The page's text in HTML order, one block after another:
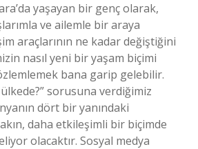
yaşayan bir genç olarak,
ve ailemle bir araya
araçlarının ne kadar değiştiğini
nasıl yeni bir yaşam biçimi
bana garip gelebilir.
ülkede?” sorusuna verdiğimiz
dört bir yanındaki
daha etkileşimli bir biçimde
olacaktır. Sosyal medya